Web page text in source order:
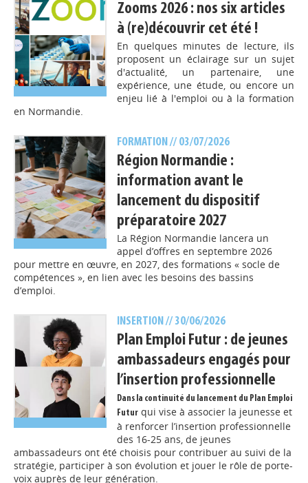
Zooms 2026 : nos six articles
à (re)découvrir cet été !
En quelques minutes de lecture, ils
proposent un éclairage sur un sujet
d'actualité, un partenaire, une
expérience, une étude, ou encore un
enjeu lié à l'emploi ou à la formation
en Normandie.
FORMATION // 03/07/2026
Région Normandie :
information avant le
lancement du dispositif
préparatoire 2027
La Région Normandie lancera un
appel d’offres en septembre 2026
pour mettre en œuvre, en 2027, des formations « socle de
compétences », en lien avec les besoins des bassins
d’emploi.
INSERTION // 30/06/2026
Plan Emploi Futur : de jeunes
ambassadeurs engagés pour
l’insertion professionnelle
Dans la continuité du lancement du Plan Emploi
Futurqui vise à associer la jeunesse et
à renforcer l’insertion professionnelle
des 16-25 ans, de jeunes
ambassadeurs ont été choisis pour contribuer au suivi de la
stratégie, participer à son évolution et jouer le rôle de porte-
voix auprès de leur génération.